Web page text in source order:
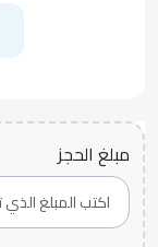
مبلغ الحجز